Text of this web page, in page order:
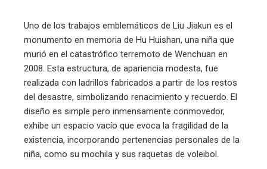
Uno de los trabajos emblemáticos de Liu Jiakun es el
monumento en memoria de Hu Huishan, una niña que
murió en el catastrófico terremoto de Wenchuan en
2008. Esta estructura, de apariencia modesta, fue
realizada con ladrillos fabricados a partir de los restos
del desastre, simbolizando renacimiento y recuerdo. El
diseño es simple pero inmensamente conmovedor,
exhibe un espacio vacío que evoca la fragilidad de la
existencia, incorporando pertenencias personales de la
niña, como su mochila y sus raquetas de voleibol.